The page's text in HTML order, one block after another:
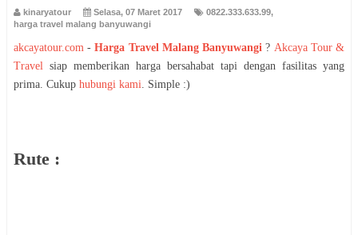
kinaryatour Selasa, 07 Maret 2017 0822.333.633.99,
harga travel malang banyuwangi
akcayatour.com -Harga Travel Malang Banyuwangi ? Akcaya Tour &
Travel siap memberikan harga bersahabat tapi dengan fasilitas yang
prima. Cukup hubungi kami . Simple :)
Rute :